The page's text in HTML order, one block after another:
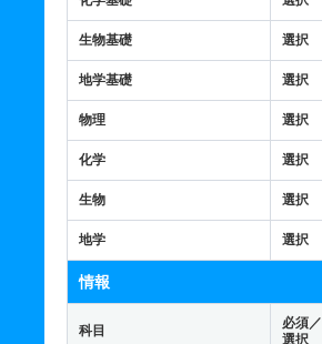
生物基礎 選択
地学基礎 選択
物理 選択
化学 選択
生物 選択
地学 選択
情報
科目
必須／
選択